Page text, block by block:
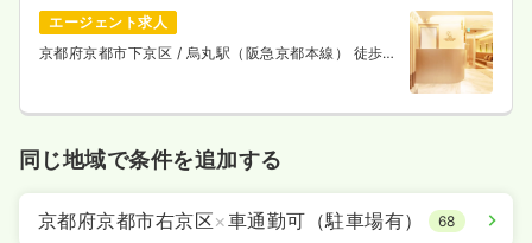
エージェント求人
京都府京都市下京区 / 烏丸駅（阪急京都本線） 徒歩1
同じ地域で条件を追加する
京都府京都市右京区×車通勤可（駐車場有） 68